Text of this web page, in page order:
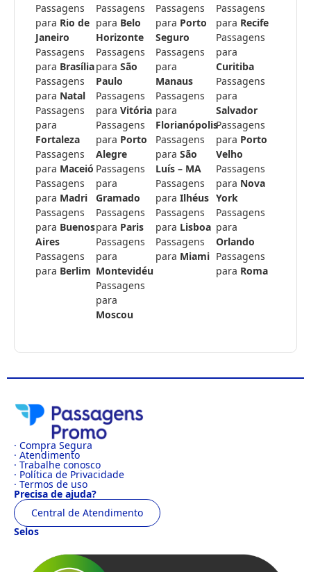
Passagens
para Rio de
Janeiro
Passagens
para Brasília
Passagens
para Natal
Passagens
para
Fortaleza
Passagens
para Maceió
Passagens
para Madri
Passagens
para Buenos
Aires
Passagens
para Berlim
Passagens
para Belo
Horizonte
Passagens
para São
Paulo
Passagens
para Vitória
Passagens
para Porto
Alegre
Passagens
para
Gramado
Passagens
para Paris
Passagens
para
Montevidéu
Passagens
para
Moscou
Passagens
para Porto
Seguro
Passagens
para
Manaus
Passagens
para
Florianópolis
Passagens
para São
Luís – MA
Passagens
para Ilhéus
Passagens
para Lisboa
Passagens
para Miami
Passagens
para Recife
Passagens
para
Curitiba
Passagens
para
Salvador
Passagens
para Porto
Velho
Passagens
para Nova
York
Passagens
para
Orlando
Passagens
para Roma
· Compra Segura
· Atendimento
· Trabalhe conosco
· Política de Privacidade
· Termos de uso
Precisa de ajuda?
Central de Atendimento
Selos